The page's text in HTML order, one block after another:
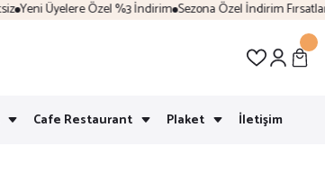
Yeni Üyelere Özel %3 İndirim Sezona Özel İndirim Fırsatları
Cafe Restaurant Plaket İletişim